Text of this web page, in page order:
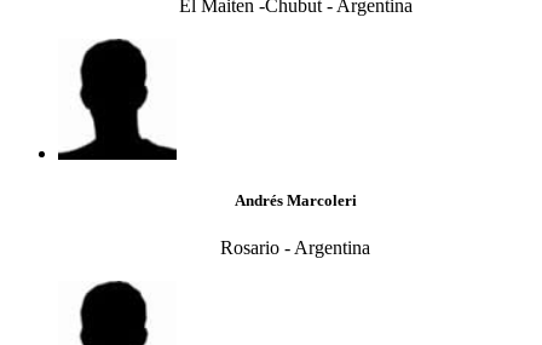
El Maiten -Chubut - Argentina
Andrés Marcoleri
Rosario - Argentina